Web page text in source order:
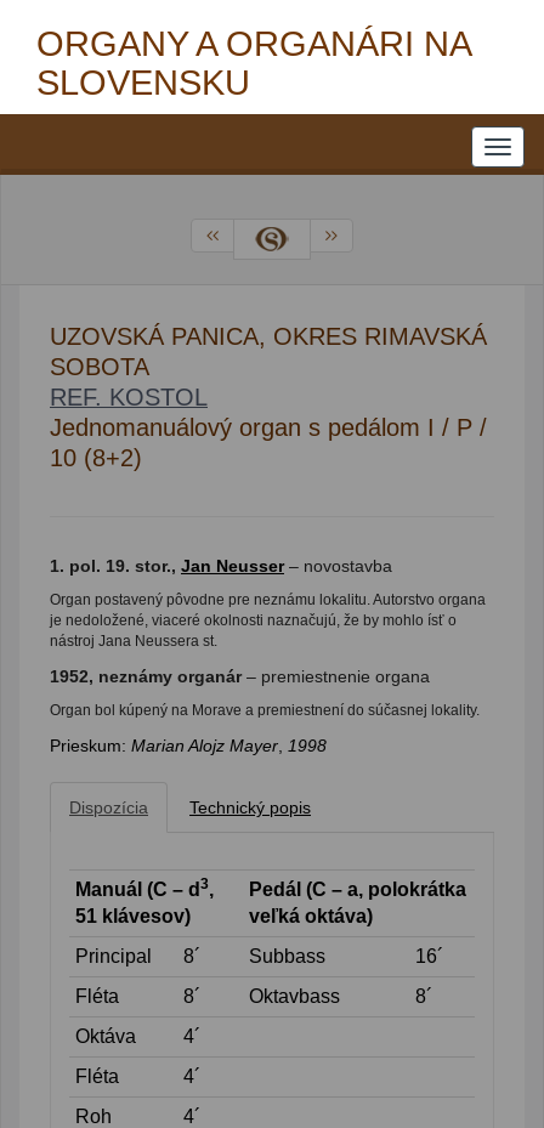
ORGANY A ORGANÁRI NA
SLOVENSKU
UZOVSKÁ PANICA, OKRES RIMAVSKÁ
SOBOTA
REF. KOSTOL
Jednomanuálový organ s pedálom I / P /
10 (8+2)
1. pol. 19. stor., Jan Neusser– novostavba
Organ postavený pôvodne pre neznámu lokalitu. Autorstvo organa
je nedoložené, viaceré okolnosti naznačujú, že by mohlo ísť o
nástroj Jana Neussera st.
1952, neznámy organár– premiestnenie organa
Organ bol kúpený na Morave a premiestnení do súčasnej lokality.
Prieskum: Marian Alojz Mayer 1998
Dispozícia Technický popis
Manuál (C – d 3,
51 klávesov)
Pedál (C – a, polokrátka
veľká oktáva)
Principal
8´ Subbass
16´
Fléta
8´ Oktavbass
8´
Oktáva
4´
Fléta
4´
Roh
4´